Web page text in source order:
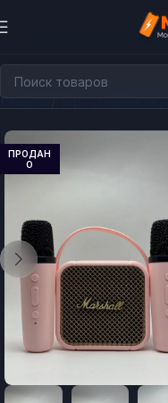
Главная Портативная
ПРОДАН
О